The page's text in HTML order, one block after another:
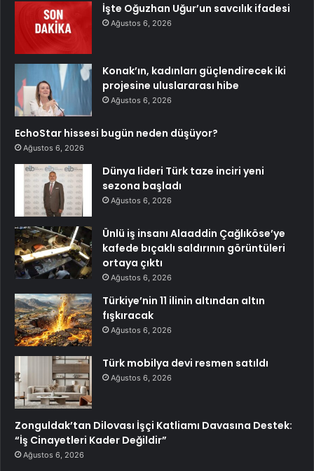
İşte Oğuzhan Uğur’un savcılık ifadesi
Ağustos 6, 2026
Konak’ın, kadınları güçlendirecek iki
projesine uluslararası hibe
Ağustos 6, 2026
EchoStar hissesi bugün neden düşüyor?
Ağustos 6, 2026
Dünya lideri Türk taze inciri yeni
sezona başladı
Ağustos 6, 2026
Ünlü iş insanı Alaaddin Çağlıköse’ye
kafede bıçaklı saldırının görüntüleri
ortaya çıktı
Ağustos 6, 2026
Türkiye’nin 11 ilinin altından altın
fışkıracak
Ağustos 6, 2026
Türk mobilya devi resmen satıldı
Ağustos 6, 2026
Zonguldak’tan Dilovası İşçi Katliamı Davasına Destek:
“İş Cinayetleri Kader Değildir”
Ağustos 6, 2026